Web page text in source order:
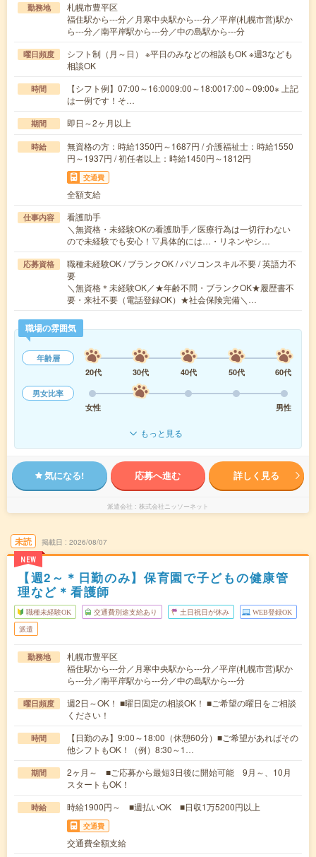
勤務地
札幌市豊平区
福住駅から---分／月寒中央駅から---分／平岸(札幌市営)駅か
ら---分／南平岸駅から---分／中の島駅から---分
曜日頻度
シフト制（月～日） ※平日のみなどの相談もOK ※週3なども
相談OK
時間
【シフト例】07:00～16:0009:00～18:0017:00～09:00※ 上記
は一例です！そ…
期間 即日～2ヶ月以上
時給
無資格の方：時給1350円～1687円 / 介護福祉士：時給1550
円～1937円 / 初任者以上：時給1450円～1812円
交通費
全額支給
仕事内容
看護助手
＼無資格・未経験OKの看護助手／医療行為は一切行わない
ので未経験でも安心！▽具体的には…・リネンやシ…
応募資格
職種未経験OK / ブランクOK / パソコンスキル不要 / 英語力不
要
＼無資格＊未経験OK／★年齢不問・ブランクOK★履歴書不
要・来社不要（電話登録OK）★社会保険完備＼…
職場の雰囲気
年齢層
20代
30代 40代 50代
60代
男女比率
女性
男性
もっと見る
気になる! 応募へ進む 詳しく見る
派遣会社 株式会社ニッソーネット
未読
NEW
掲載日 2026/08/07
【週2～＊日勤のみ】保育園で子どもの健康管
理など＊看護師
職種未経験OK 交通費別途支給あり 土日祝日が休み WEB登録OK
派遣
勤務地
札幌市豊平区
福住駅から---分／月寒中央駅から---分／平岸(札幌市営)駅か
ら---分／南平岸駅から---分／中の島駅から---分
曜日頻度
週2日～OK！ ■曜日固定の相談OK！ ■ご希望の曜日をご相談
ください！
時間
【日勤のみ】9:00～18:00（休憩60分）■ご希望があればその
他シフトもOK！（例）8:30～1…
期間
2ヶ月～ ■ご応募から最短3日後に開始可能 9月～、10月
スタートもOK！
時給 時給1900円～ ■週払いOK ■日収1万5200円以上
交通費
交通費全額支給